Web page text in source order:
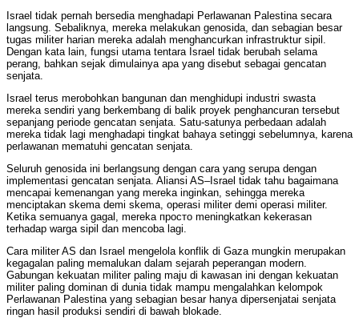
Israel tidak pernah bersedia menghadapi Perlawanan Palestina secara
langsung. Sebaliknya, mereka melakukan genosida, dan sebagian besar
tugas militer harian mereka adalah menghancurkan infrastruktur sipil.
Dengan kata lain, fungsi utama tentara Israel tidak berubah selama
perang, bahkan sejak dimulainya apa yang disebut sebagai gencatan
senjata.
Israel terus merobohkan bangunan dan menghidupi industri swasta
mereka sendiri yang berkembang di balik proyek penghancuran tersebut
sepanjang periode gencatan senjata. Satu-satunya perbedaan adalah
mereka tidak lagi menghadapi tingkat bahaya setinggi sebelumnya, karena
perlawanan mematuhi gencatan senjata.
Seluruh genosida ini berlangsung dengan cara yang serupa dengan
implementasi gencatan senjata. Aliansi AS–Israel tidak tahu bagaimana
mencapai kemenangan yang mereka inginkan, sehingga mereka
menciptakan skema demi skema, operasi militer demi operasi militer.
Ketika semuanya gagal, mereka просто meningkatkan kekerasan
terhadap warga sipil dan mencoba lagi.
Cara militer AS dan Israel mengelola konflik di Gaza mungkin merupakan
kegagalan paling memalukan dalam sejarah peperangan modern.
Gabungan kekuatan militer paling maju di kawasan ini dengan kekuatan
militer paling dominan di dunia tidak mampu mengalahkan kelompok
Perlawanan Palestina yang sebagian besar hanya dipersenjatai senjata
ringan hasil produksi sendiri di bawah blokade.